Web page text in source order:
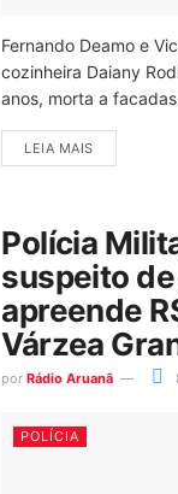
Fernando Deamo e
cozinheira Daiany
anos, morta a
LEIA MAIS
Polícia
suspeito
apreende
Várzea
por Rádio Aruanã
POLÍCIA